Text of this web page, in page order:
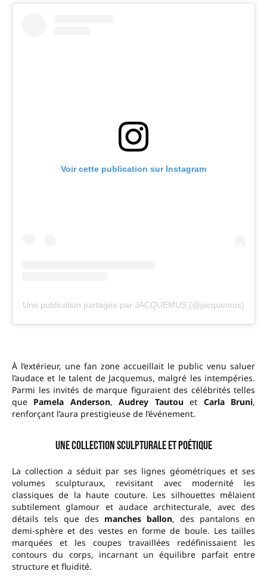
Voir cette publication sur Instagram
Une publication partagée par JACQUEMUS (@jacquemus)
À l’extérieur, une fan zone accueillait le public venu saluer
l’audace et le talent de Jacquemus, malgré les intempéries.
Parmi les invités de marque figuraient des célébrités telles
que Pamela Anderson,Audrey Tautou et Carla Bruni,
renforçant l’aura prestigieuse de l’événement.
Une collection sculpturale et poétique
La collection a séduit par ses lignes géométriques et ses
volumes sculpturaux, revisitant avec modernité les
classiques de la haute couture. Les silhouettes mêlaient
subtilement glamour et audace architecturale, avec des
détails tels que des manches ballon, des pantalons en
demi-sphère et des vestes en forme de boule. Les tailles
marquées et les coupes travaillées redéfinissaient les
contours du corps, incarnant un équilibre parfait entre
structure et fluidité.